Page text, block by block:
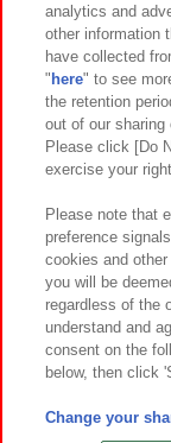
関連会社
プライバシーポリ
お取引先
カスタマーハラス
analytics and
other information
have collected
" here" to see
the retention
out of our sharing
Please click [Do
exercise your
Please note that
preference
cookies and
you will be
regardless of the
understand and
consent on the
below, then click
Change your